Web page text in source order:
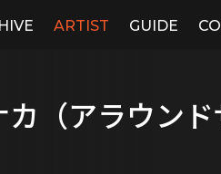
ARTIST GUIDE
（アラウン